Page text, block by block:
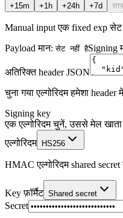
+15m +1h +24h +7d
Manual input एक fixed exp
Payload मान: सेट नहीं हैSigning
अतिरिक्त header JSON
चुना गया एल्गोरिदम हमेशा
Signing key
एक एल्गोरिदम चुनें, उससे मेल
एल्गोरिदम
HS256
HMAC एल्गोरिदम shared
Key फ़ॉर्मैट Shared secret
Secret